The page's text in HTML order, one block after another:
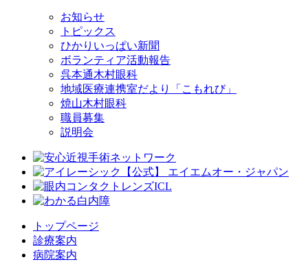
お知らせ
トピックス
ひかりいっぱい新聞
ボランティア活動報告
呉本通木村眼科
地域医療連携室だより「こもれび」
焼山木村眼科
職員募集
説明会
トップページ
診療案内
病院案内